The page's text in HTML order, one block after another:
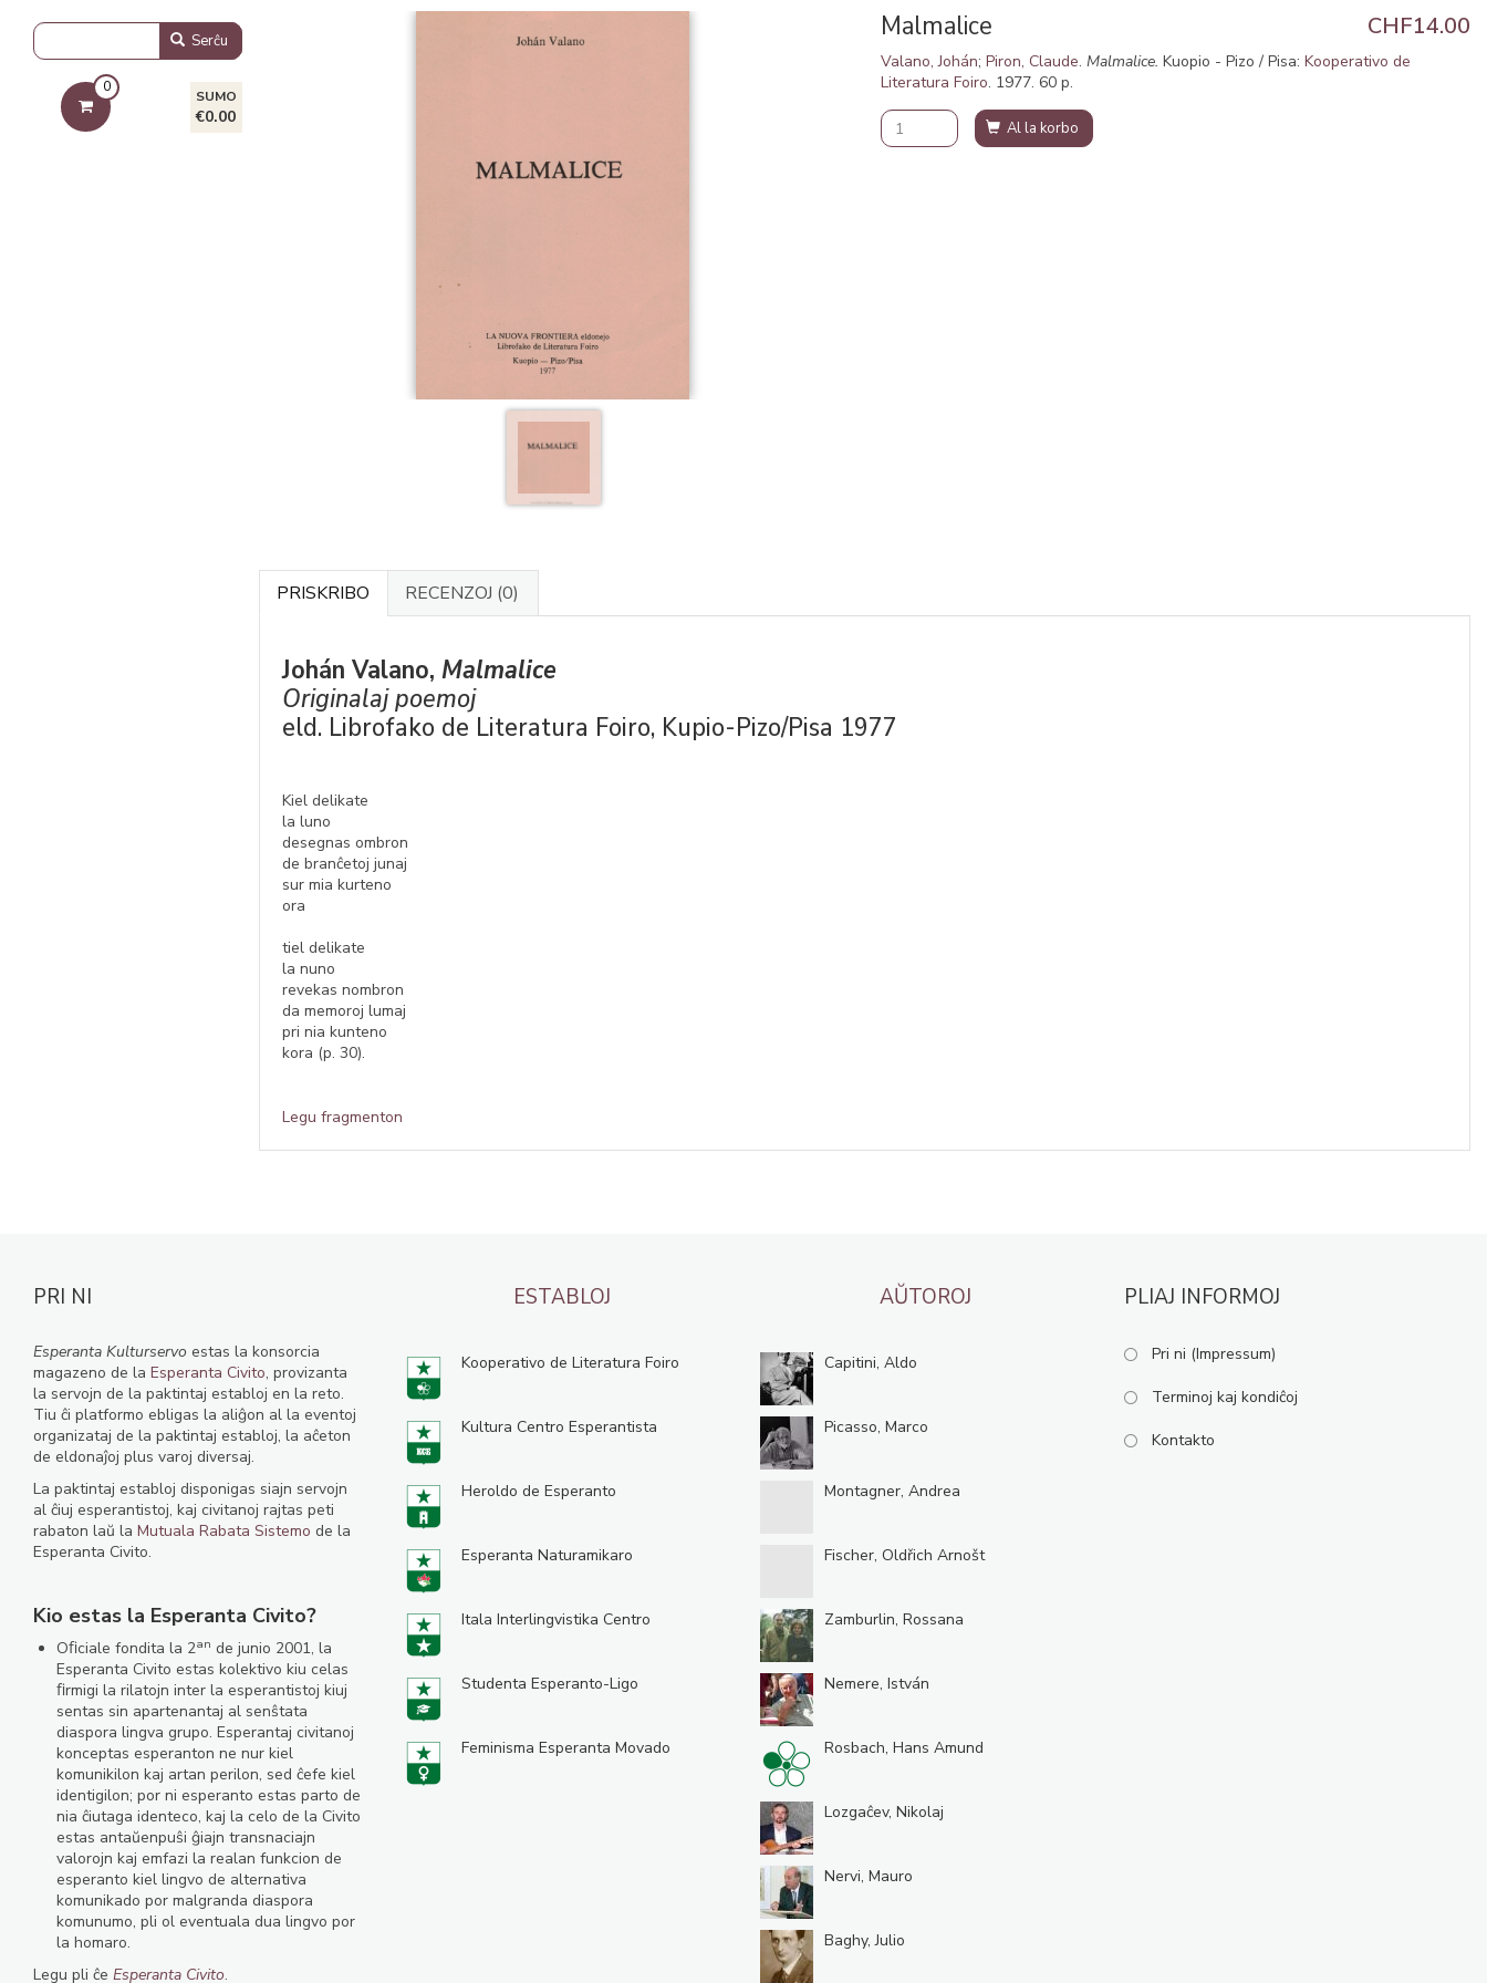
Malmalice CHF14.00
Valano, Johán;Piron, Claude.Malmalice. Kuopio - Pizo / Pisa:Kooperativo de
Literatura Foiro. 1977. 60 p.
Al la korbo
PRISKRIBO RECENZOJ (0)
Johán Valano, Malmalice
Originalaj poemoj
eld. Librofako de Literatura Foiro, Kupio-Pizo/Pisa 1977
Kiel delikate
la luno
desegnas ombron
de branĉetoj junaj
sur mia kurteno
ora
tiel delikate
la nuno
revekas nombron
da memoroj lumaj
pri nia kunteno
kora (p. 30).
Legu fragmenton
Serĉu
0
SUMO
€0.00
PRI NI
Esperanta Kulturservo estas la konsorcia
magazeno de la Esperanta Civito, provizanta
la servojn de la paktintaj establoj en la reto.
Tiu ĉi platformo ebligas la aliĝon al la eventoj
organizataj de la paktintaj establoj, la aĉeton
de eldonaĵoj plus varoj diversaj.
La paktintaj establoj disponigas siajn servojn
al ĉiuj esperantistoj, kaj civitanoj rajtas peti
rabaton laŭ la Mutuala Rabata Sistemo de la
Esperanta Civito.
Kio estas la Esperanta Civito?
Oﬁciale fondita la 2an de junio 2001, la
Esperanta Civito estas kolektivo kiu celas
ﬁrmigi la rilatojn inter la esperantistoj kiuj
sentas sin apartenantaj al senŝtata
diaspora lingva grupo. Esperantaj civitanoj
konceptas esperanton ne nur kiel
komunikilon kaj artan perilon, sed ĉefe kiel
identigilon; por ni esperanto estas parto de
nia ĉiutaga identeco, kaj la celo de la Civito
estas antaŭenpuŝi ĝiajn transnaciajn
valorojn kaj emfazi la realan funkcion de
esperanto kiel lingvo de alternativa
komunikado por malgranda diaspora
komunumo, pli ol eventuala dua lingvo por
la homaro.
Legu pli ĉe Esperanta Civito.
ESTABLOJ
Kooperativo de Literatura Foiro
Kultura Centro Esperantista
Heroldo de Esperanto
Esperanta Naturamikaro
Itala Interlingvistika Centro
Studenta Esperanto-Ligo
Feminisma Esperanta Movado
AŬTOROJ
Capitini, Aldo
Picasso, Marco
Montagner, Andrea
Fischer, Oldřich Arnošt
Zamburlin, Rossana
Nemere, István
Rosbach, Hans Amund
Lozgaĉev, Nikolaj
Nervi, Mauro
Baghy, Julio
PLIAJ INFORMOJ
Pri ni (Impressum)
Terminoj kaj kondiĉoj
Kontakto